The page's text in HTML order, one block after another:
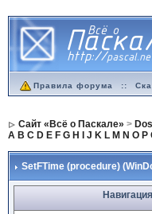
Правила форума ::
Сайт «Всё о Паскале» >
A B C D E F G H J K L M N O P
SetFTime (procedure)
Навигация